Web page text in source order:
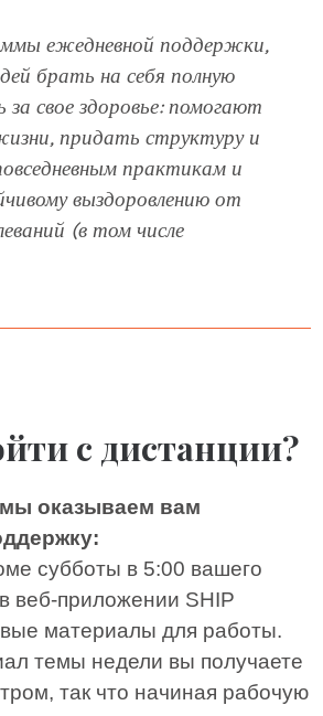
ежедневной поддержки,
брать на себя полную
свое здоровье: помогают
придать структуру и
практикам и
выздоровлению от
(в том числе
с дистанции?
оказываем вам
субботы в 5:00 вашего
веб-приложении SHIP
материалы для работы.
темы недели вы получаете
так что начиная рабочую